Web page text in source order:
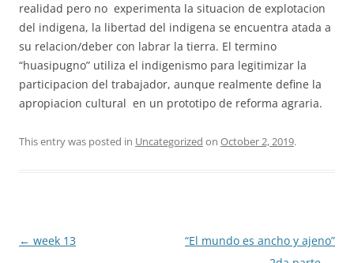
realidad pero no experimenta la situacion de explotacion
del indigena, la libertad del indigena se encuentra atada a
su relacion/deber con labrar la tierra. El termino
“huasipugno” utiliza el indigenismo para legitimizar la
participacion del trabajador, aunque realmente define la
apropiacion cultural en un prototipo de reforma agraria.
This entry was posted in Uncategorized on October 2, 2019.
Post
← week 13
“El mundo es ancho y ajeno”